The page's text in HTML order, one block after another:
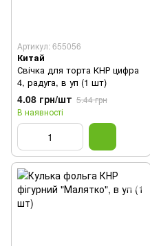
Артикул: 655056
Китай
Свічка для торта КНР цифра
4, радуга, в уп (1 шт)
4.08 грн/шт 5.44 грн
В наявності